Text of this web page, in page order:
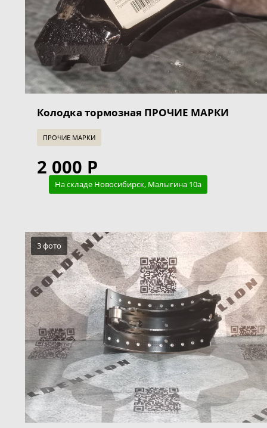
Колодка тормозная ПРОЧИЕ МАРКИ
ПРОЧИЕ МАРКИ
2 000 Р
На складе Новосибирск, Малыгина 10а
3 фото